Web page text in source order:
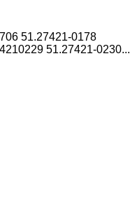
51.27421-0178
51.27421-0230...